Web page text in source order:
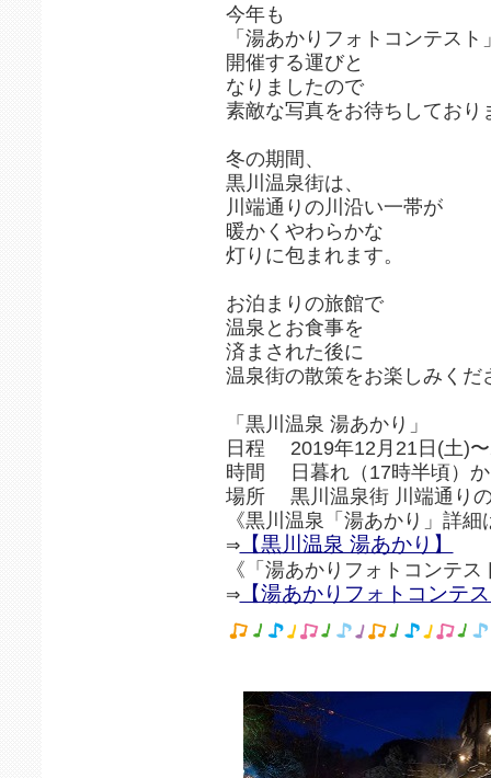
今年も
「湯あかりフォトコンテスト
開催する運びと
なりましたので
素敵な写真をお待ちしており
冬の期間、
黒川温泉街は、
川端通りの川沿い一帯が
暖かくやわらかな
灯りに包まれます。
お泊まりの旅館で
温泉とお食事を
済まされた後に
温泉街の散策をお楽しみくだ
「黒川温泉 湯あかり」
日程 2019年12月21日(土)〜
時間 日暮れ（17時半頃）か
場所 黒川温泉街 川端通り
《黒川温泉「湯あかり」詳細
⇒【黒川温泉 湯あかり】
《「湯あかりフォトコンテ
⇒【湯あかりフォトコンテ